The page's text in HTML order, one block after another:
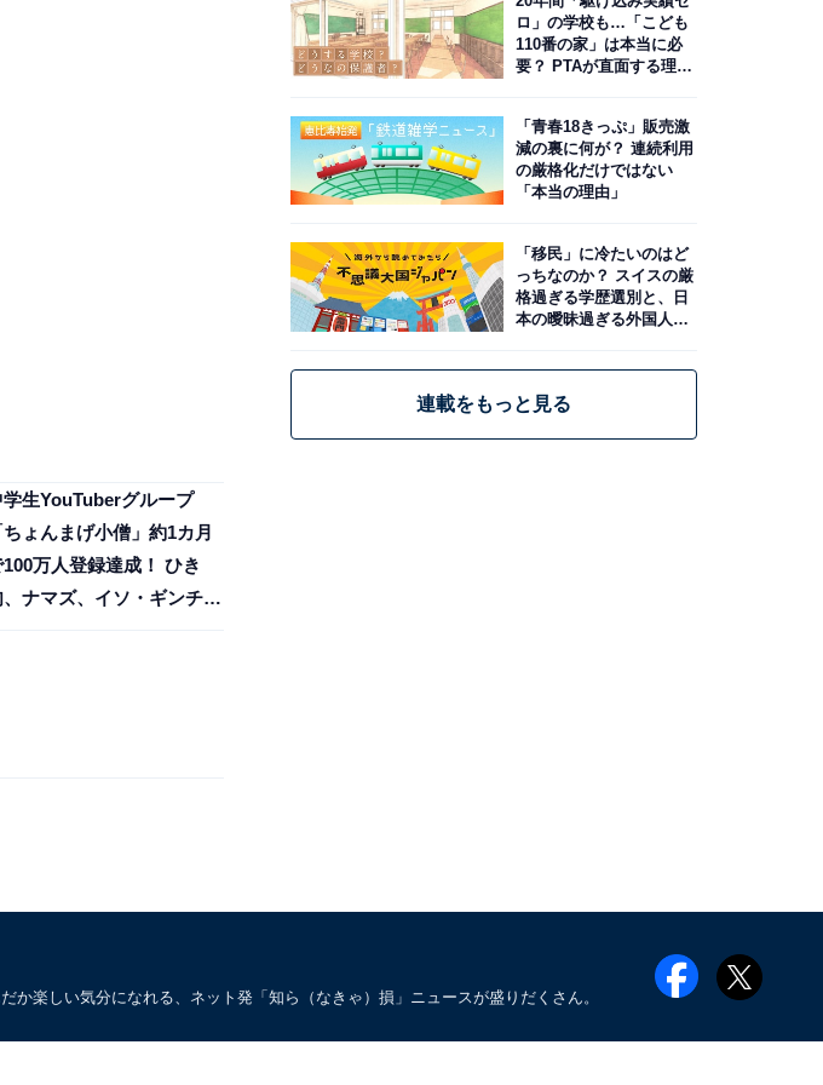
学生YouTuberグループ
ちょんまげ小僧」約1カ月
万人登録達成！ ひき
、ナマズ、イソ・ギンチャ
ロ」の学校も…「こども
110番の家」は本当に必
要？ PTAが直面する理想
「青春18きっぷ」販売激
減の裏に何が？ 連続利用
の厳格化だけではない
「本当の理由」
「移民」に冷たいのはど
っちなのか？ スイスの厳
格過ぎる学歴選別と、日
本の曖昧過ぎる外国人政
連載をもっと見る
楽しい気分になれる、ネット発「知ら（なきゃ）損」ニュースが盛りだくさん。